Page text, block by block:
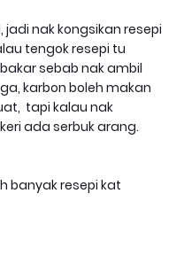
jadi nak kongsikan resepi
tengok resepi tu
sebab nak ambil
karbon boleh makan
tapi kalau nak
ada serbuk arang.
banyak resepi kat